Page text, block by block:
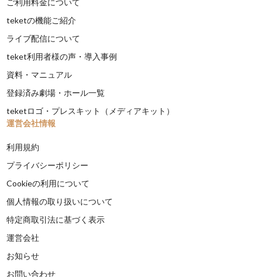
ご利用料金について
teketの機能ご紹介
ライブ配信について
teket利用者様の声・導入事例
資料・マニュアル
登録済み劇場・ホール一覧
teketロゴ・プレスキット（メディアキット）
運営会社情報
利用規約
プライバシーポリシー
Cookieの利用について
個人情報の取り扱いについて
特定商取引法に基づく表示
運営会社
お知らせ
お問い合わせ